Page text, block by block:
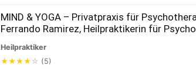
MIND & YOGA – Privatpraxis für
Ferrando Ramirez, Heilpraktikerin für
Heilpraktiker
★★★★ ☆ (5)